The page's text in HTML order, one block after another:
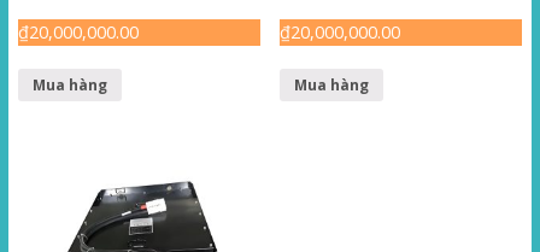
₫20,000,000.00
Mua hàng
₫20,000,000.00
Mua hàng